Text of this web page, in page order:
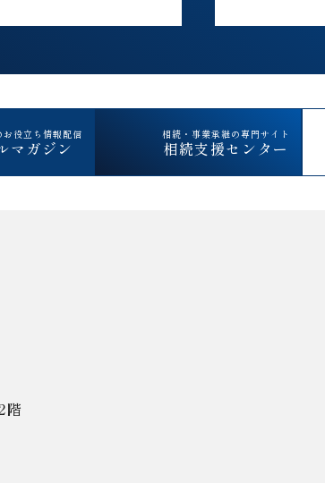
お役立ち情報配信
マガジン
相続・事業承継の専門サイト
相続支援センター
階